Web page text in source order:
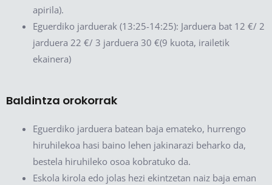
apirila).
Eguerdiko jarduerak (13:25-14:25): Jarduera bat 12 €/ 2
jarduera 22 €/ 3 jarduera 30 €(9 kuota, irailetik
ekainera)
Baldintza orokorrak
Eguerdiko jarduera batean baja emateko, hurrengo
hiruhilekoa hasi baino lehen jakinarazi beharko da,
bestela hiruhileko osoa kobratuko da.
Eskola kirola edo jolas hezi ekintzetan naiz baja eman